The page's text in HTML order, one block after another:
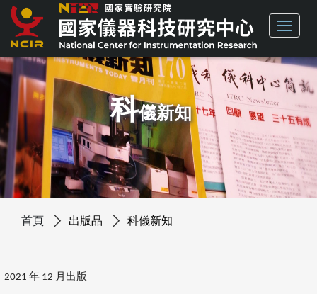
科儀新知
首頁 出版品 科儀新知
2021 年 12 月出版